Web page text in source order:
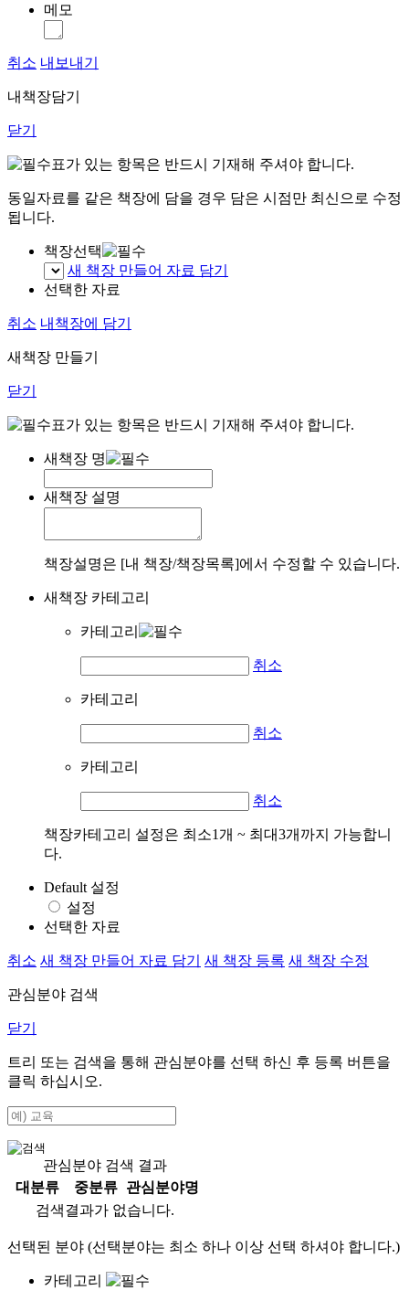
메모
취소 내보내기
내책장담기
닫기
표가 있는 항목은 반드시 기재해 주셔야 합니다.
동일자료를 같은 책장에 담을 경우 담은 시점만 최신으로 수정
됩니다.
책장선택
새 책장 만들어 자료 담기
선택한 자료
취소 내책장에 담기
새책장 만들기
닫기
표가 있는 항목은 반드시 기재해 주셔야 합니다.
새책장 명
새책장 설명
책장설명은 [내 책장/책장목록]에서 수정할 수 있습니다.
새책장 카테고리
카테고리
취소
카테고리
취소
카테고리
취소
책장카테고리 설정은 최소1개 ~ 최대3개까지 가능합니
다.
Default 설정
설정
선택한 자료
취소 새 책장 만들어 자료 담기 새 책장 등록 새 책장 수정
관심분야 검색
닫기
트리 또는 검색을 통해 관심분야를 선택 하신 후 등록 버튼을
클릭 하십시오.
관심분야 검색 결과
대분류
중분류
관심분야명
검색결과가 없습니다.
선택된 분야 (선택분야는 최소 하나 이상 선택 하셔야 합니다.)
카테고리